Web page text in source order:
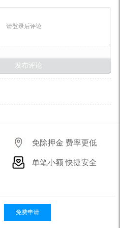
请登录后评论
免除押金 费率更低
单笔小额 快捷安全
免费申请